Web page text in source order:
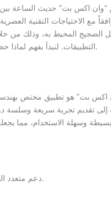
“وان اكس بت” حديث الساعة بين
مع الاحتياجات التقنية
الضجيج المحيط به، وذلك من
التطبيقات. لنبدأ بفهم لماذا حظي هذا التطبيق بشعبية كبيرة في الفترة الأخيرة.
اكس بت” هو تطبيق مختص بهندسة
تقديم تجربة سريعة وسلسة دون
وسهلة الاستخدام، مما
دعم متعدد البروتوكولات لتحسين تجربة المستخدم.